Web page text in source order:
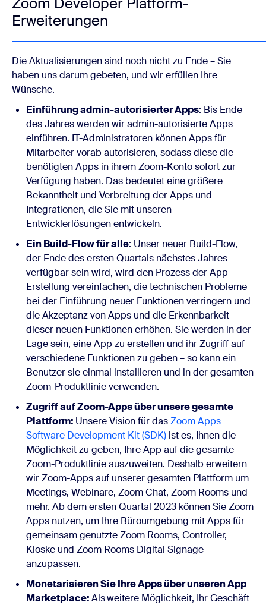
Erweiterungen
Die Aktualisierungen sind noch nicht zu Ende – Sie
haben uns darum gebeten, und wir erfüllen Ihre
Wünsche.
Einführung admin-autorisierter Apps: Bis Ende
des Jahres werden wir admin-autorisierte Apps
einführen. IT-Administratoren können Apps für
Mitarbeiter vorab autorisieren, sodass diese die
benötigten Apps in ihrem Zoom-Konto sofort zur
Verfügung haben. Das bedeutet eine größere
Bekanntheit und Verbreitung der Apps und
Integrationen, die Sie mit unseren
Entwicklerlösungen entwickeln.
Ein Build-Flow für alle: Unser neuer Build-Flow,
der Ende des ersten Quartals nächstes Jahres
verfügbar sein wird, wird den Prozess der App-
Erstellung vereinfachen, die technischen Probleme
bei der Einführung neuer Funktionen verringern und
die Akzeptanz von Apps und die Erkennbarkeit
dieser neuen Funktionen erhöhen. Sie werden in der
Lage sein, eine App zu erstellen und ihr Zugriff auf
verschiedene Funktionen zu geben – so kann ein
Benutzer sie einmal installieren und in der gesamten
Zoom-Produktlinie verwenden.
Zugriff auf Zoom-Apps über unsere gesamte
Plattform: Unsere Vision für dasZoom Apps
Software Development Kit (SDK) ist es, Ihnen die
Möglichkeit zu geben, Ihre App auf die gesamte
Zoom-Produktlinie auszuweiten. Deshalb erweitern
wir Zoom-Apps auf unserer gesamten Plattform um
Meetings, Webinare, Zoom Chat, Zoom Rooms und
mehr. Ab dem ersten Quartal 2023 können Sie Zoom
Apps nutzen, um Ihre Büroumgebung mit Apps für
gemeinsam genutzte Zoom Rooms, Controller,
Kioske und Zoom Rooms Digital Signage
anzupassen.
Monetarisieren Sie Ihre Apps über unseren App
Marketplace:Alsweitere Möglichkeit, Ihr Geschäft